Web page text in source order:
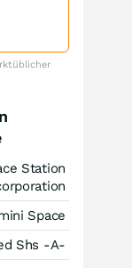
Station
Space
Shs -A-